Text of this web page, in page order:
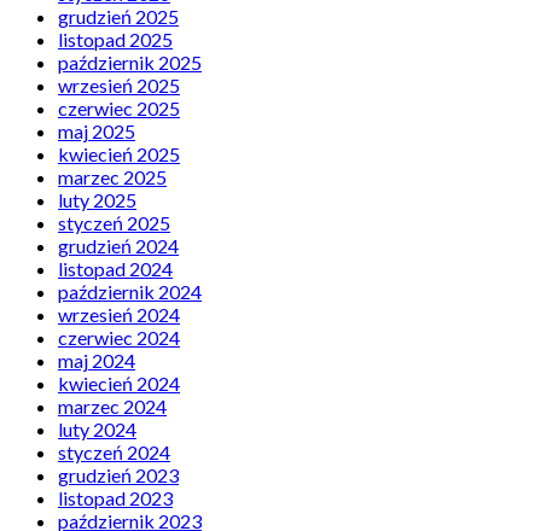
grudzień 2025
listopad 2025
październik 2025
wrzesień 2025
czerwiec 2025
maj 2025
kwiecień 2025
marzec 2025
luty 2025
styczeń 2025
grudzień 2024
listopad 2024
październik 2024
wrzesień 2024
czerwiec 2024
maj 2024
kwiecień 2024
marzec 2024
luty 2024
styczeń 2024
grudzień 2023
listopad 2023
październik 2023